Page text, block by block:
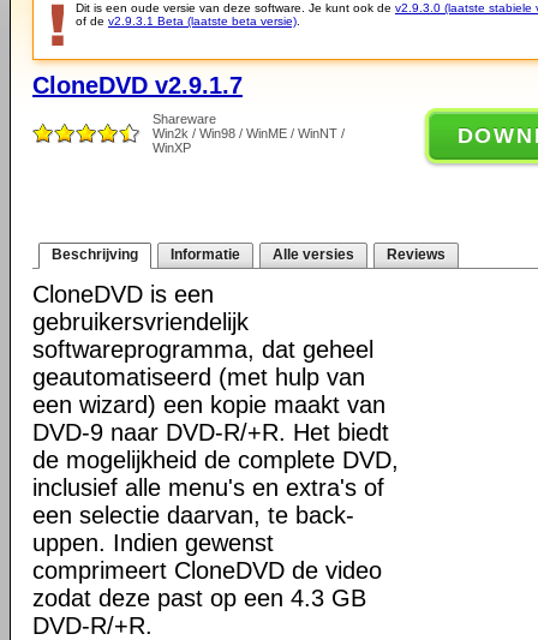
Dit is een oude versie van deze software. Je kunt ook de v2.9.3.0 (laatste stabiele
of de v2.9.3.1 Beta (laatste beta versie)
CloneDVD v2.9.1.7
Shareware
Win2k / Win98 / WinME / WinNT /
WinXP
Beschrijving Informatie Alle versies Reviews
CloneDVD is een
gebruikersvriendelijk
softwareprogramma, dat geheel
geautomatiseerd (met hulp van
een wizard) een kopie maakt van
DVD-9 naar DVD-R/+R. Het biedt
de mogelijkheid de complete DVD,
inclusief alle menu's en extra's of
een selectie daarvan, te back-
uppen. Indien gewenst
comprimeert CloneDVD de video
zodat deze past op een 4.3 GB
DVD-R/+R.